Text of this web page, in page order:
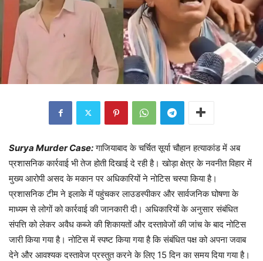
Surya Murder Case: गाजियाबाद के चर्चित सूर्या चौहान हत्याकांड में अब
प्रशासनिक कार्रवाई भी तेज होती दिखाई दे रही है। खोड़ा क्षेत्र के नवनीत विहार में
मुख्य आरोपी असद के मकान पर अधिकारियों ने नोटिस चस्पा किया है।
प्रशासनिक टीम ने इलाके में पहुंचकर लाउडस्पीकर और सार्वजनिक घोषणा के
माध्यम से लोगों को कार्रवाई की जानकारी दी। अधिकारियों के अनुसार संबंधित
संपत्ति को लेकर अवैध कब्जे की शिकायतों और दस्तावेजों की जांच के बाद नोटिस
जारी किया गया है। नोटिस में स्पष्ट किया गया है कि संबंधित पक्ष को अपना जवाब
देने और आवश्यक दस्तावेज प्रस्तुत करने के लिए 15 दिन का समय दिया गया है।